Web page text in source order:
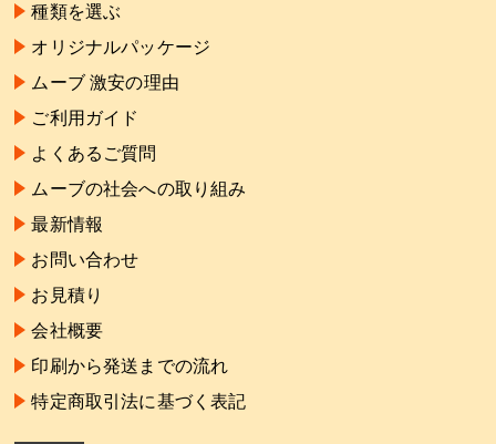
種類を選ぶ
オリジナルパッケージ
ムーブ 激安の理由
ご利用ガイド
よくあるご質問
ムーブの社会への取り組み
最新情報
お問い合わせ
お見積り
会社概要
印刷から発送までの流れ
特定商取引法に基づく表記